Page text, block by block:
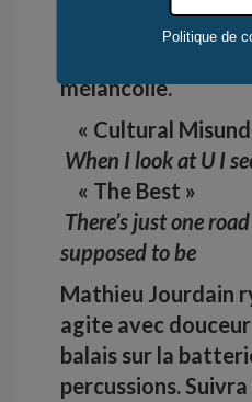
Les sons du
mélancolie.
« Cultural
When I look at U I
« The
There’s just one
supposed to be
Mathieu Jourdain
agite avec
balais sur la
percussions.
Politique de